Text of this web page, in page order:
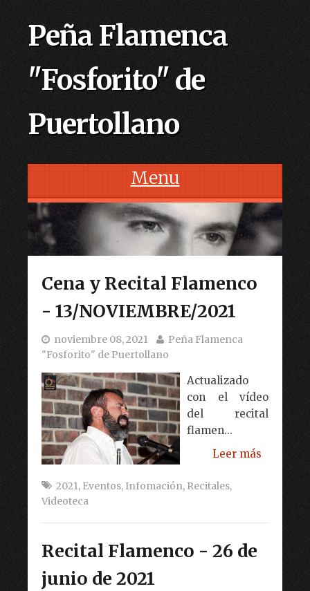
Peña Flamenca
"Fosforito" de
Puertollano
Menu
Skip to content
Cena y Recital Flamenco
- 13/NOVIEMBRE/2021
noviembre 08, 2021
Peña Flamenca
"Fosforito" de Puertollano
Actualizado
con el vídeo
del recital
flamen...
Leer más
2021, Eventos, Infomación, Recitales,
Videoteca
Recital Flamenco - 26 de
junio de 2021